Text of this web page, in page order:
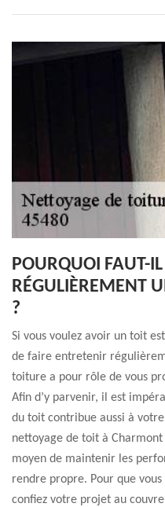
POURQUOI FAUT-IL
RÉGULIÈREMENT
?
Si vous voulez avoir un toit
de faire entretenir
toiture a pour rôle de vous
Afin d’y parvenir, il est
du toit contribue aussi à
nettoyage de toit à
moyen de maintenir les
rendre propre. Pour que
confiez votre projet au